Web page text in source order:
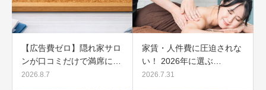
【広告費ゼロ】隠れ家サロ
ンが口コミだけで満席に…
2026.8.7
家賃・人件費に圧迫されな
い！ 2026年に選ぶ…
2026.7.31